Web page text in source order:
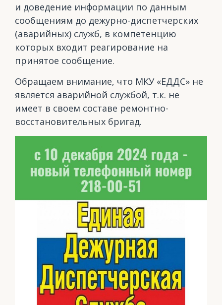
и доведение информации по данным
сообщениям до дежурно-диспетчерских
(аварийных) служб, в компетенцию
которых входит реагирование на
принятое сообщение.
Обращаем внимание, что МКУ «ЕДДС» не
является аварийной службой, т.к. не
имеет в своем составе ремонтно-
восстановительных бригад.